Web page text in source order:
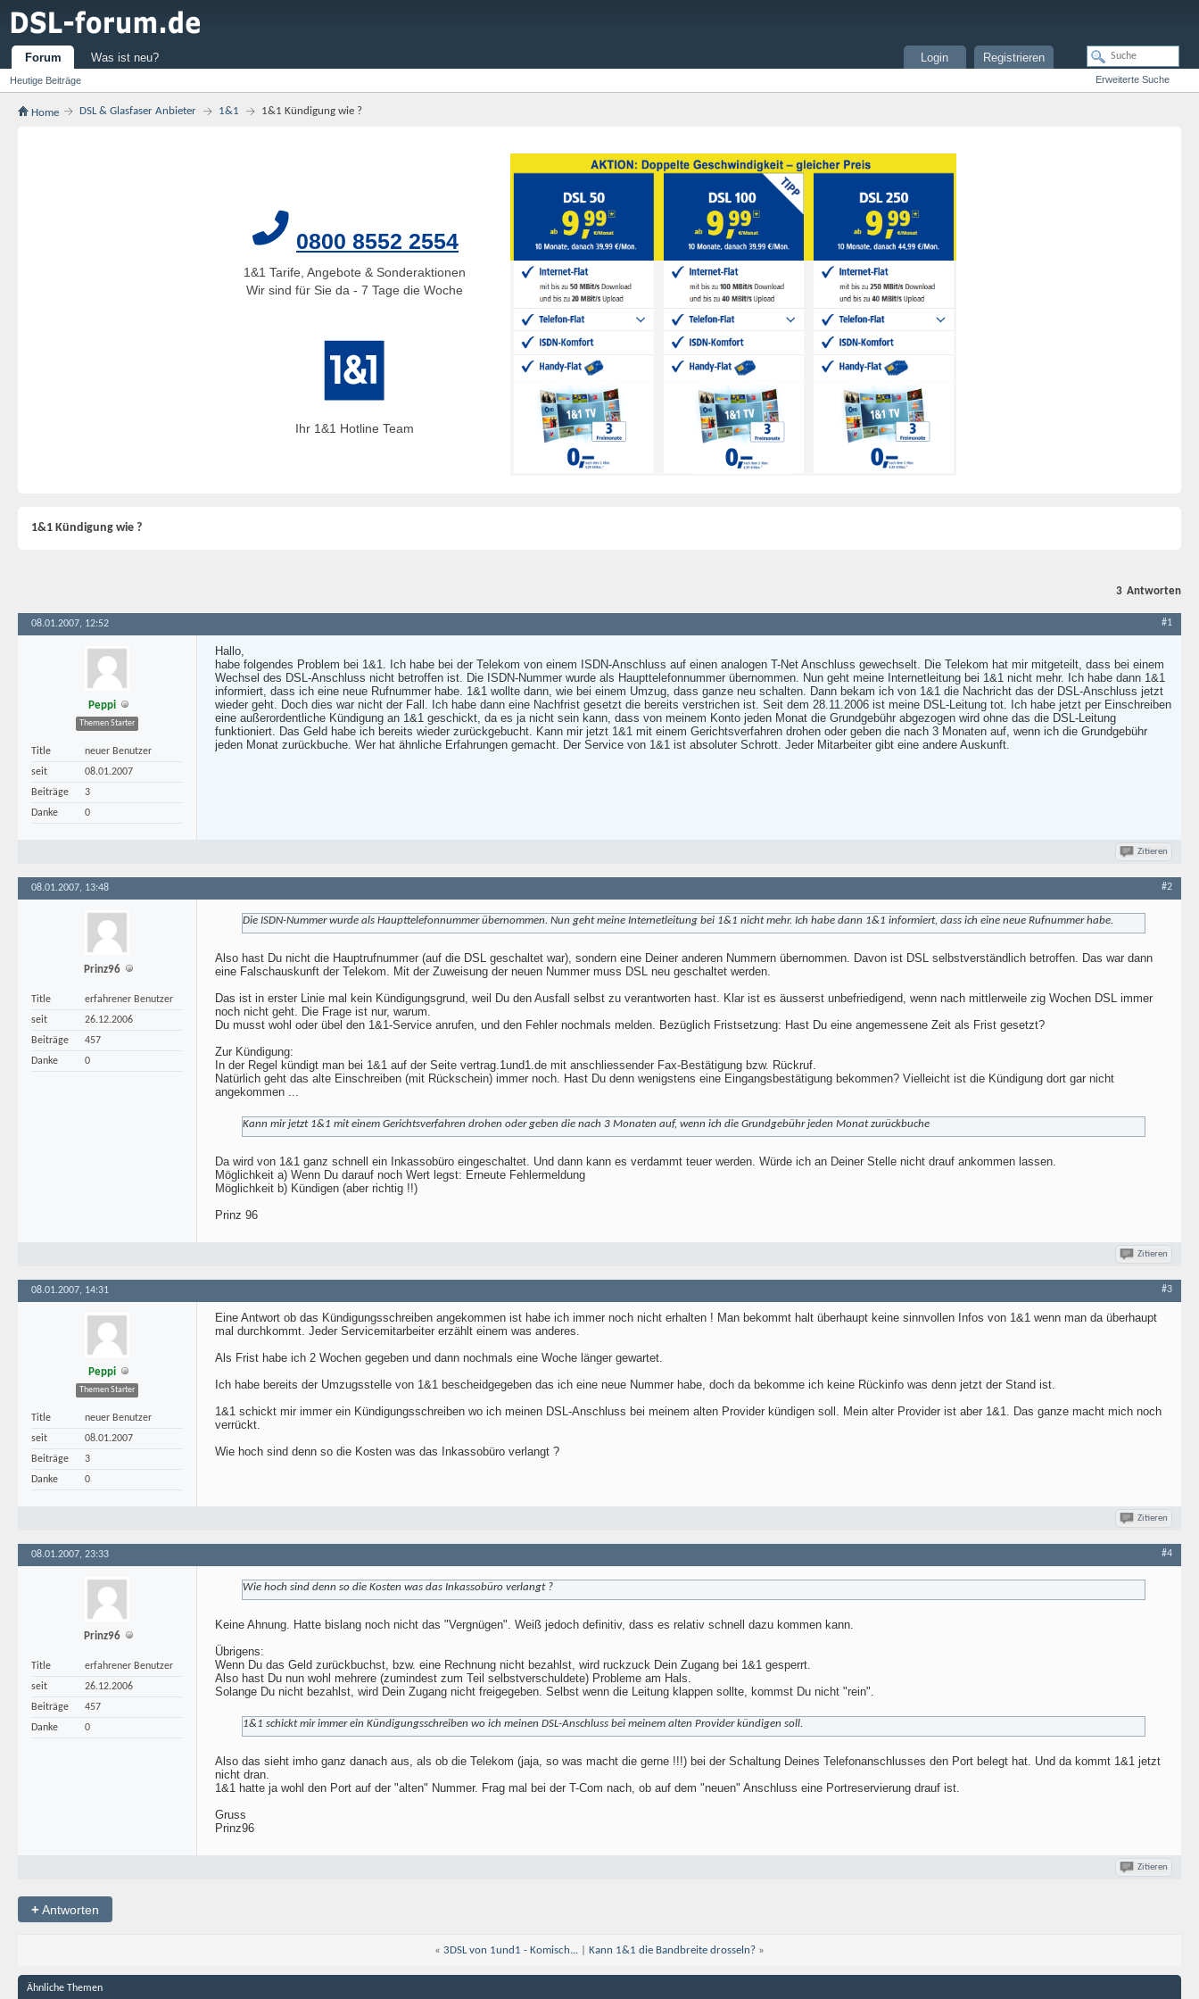
Forum
Heutige Beiträge
Was ist neu? Registrieren
Login
Erweiterte Suche
Home DSL & Glasfaser Anbieter 1&1 1&1 Kündigung wie ?
0800 8552 2554
1&1 Tarife, Angebote & Sonderaktionen
Wir sind für Sie da - 7 Tage die Woche
Ihr 1&1 Hotline Team
1&1 Kündigung wie ?
3 Antworten
08.01.2007, 12:52 #1
Peppi
Themen Starter
Title
neuer Benutzer
seit
08.01.2007
Beiträge
3
Danke
0
Hallo,
habe folgendes Problem bei 1&1. Ich habe bei der Telekom von einem ISDN-Anschluss auf einen analogen T-Net Anschluss gewechselt. Die Telekom hat mir mitgeteilt, dass bei einem
Wechsel des DSL-Anschluss nicht betroffen ist. Die ISDN-Nummer wurde als Haupttelefonnummer übernommen. Nun geht meine Internetleitung bei 1&1 nicht mehr. Ich habe dann 1&1
informiert, dass ich eine neue Rufnummer habe. 1&1 wollte dann, wie bei einem Umzug, dass ganze neu schalten. Dann bekam ich von 1&1 die Nachricht das der DSL-Anschluss jetzt
wieder geht. Doch dies war nicht der Fall. Ich habe dann eine Nachfrist gesetzt die bereits verstrichen ist. Seit dem 28.11.2006 ist meine DSL-Leitung tot. Ich habe jetzt per Einschreiben
eine außerordentliche Kündigung an 1&1 geschickt, da es ja nicht sein kann, dass von meinem Konto jeden Monat die Grundgebühr abgezogen wird ohne das die DSL-Leitung
funktioniert. Das Geld habe ich bereits wieder zurückgebucht. Kann mir jetzt 1&1 mit einem Gerichtsverfahren drohen oder geben die nach 3 Monaten auf, wenn ich die Grundgebühr
jeden Monat zurückbuche. Wer hat ähnliche Erfahrungen gemacht. Der Service von 1&1 ist absoluter Schrott. Jeder Mitarbeiter gibt eine andere Auskunft.
Zitieren
08.01.2007, 13:48 #2
Prinz96
Title
erfahrener Benutzer
seit
26.12.2006
Beiträge
457
Danke
0
Die ISDN-Nummer wurde als Haupttelefonnummer übernommen. Nun geht meine Internetleitung bei 1&1 nicht mehr. Ich habe dann 1&1 informiert, dass ich eine neue Rufnummer habe.
Also hast Du nicht die Hauptrufnummer (auf die DSL geschaltet war), sondern eine Deiner anderen Nummern übernommen. Davon ist DSL selbstverständlich betroffen. Das war dann
eine Falschauskunft der Telekom. Mit der Zuweisung der neuen Nummer muss DSL neu geschaltet werden.
Das ist in erster Linie mal kein Kündigungsgrund, weil Du den Ausfall selbst zu verantworten hast. Klar ist es äusserst unbefriedigend, wenn nach mittlerweile zig Wochen DSL immer
noch nicht geht. Die Frage ist nur, warum.
Du musst wohl oder übel den 1&1-Service anrufen, und den Fehler nochmals melden. Bezüglich Fristsetzung: Hast Du eine angemessene Zeit als Frist gesetzt?
Zur Kündigung:
In der Regel kündigt man bei 1&1 auf der Seite vertrag.1und1.de mit anschliessender Fax-Bestätigung bzw. Rückruf.
Natürlich geht das alte Einschreiben (mit Rückschein) immer noch. Hast Du denn wenigstens eine Eingangsbestätigung bekommen? Vielleicht ist die Kündigung dort gar nicht
angekommen ...
Kann mir jetzt 1&1 mit einem Gerichtsverfahren drohen oder geben die nach 3 Monaten auf, wenn ich die Grundgebühr jeden Monat zurückbuche
Da wird von 1&1 ganz schnell ein Inkassobüro eingeschaltet. Und dann kann es verdammt teuer werden. Würde ich an Deiner Stelle nicht drauf ankommen lassen.
Möglichkeit a) Wenn Du darauf noch Wert legst: Erneute Fehlermeldung
Möglichkeit b) Kündigen (aber richtig !!)
Prinz 96
Zitieren
08.01.2007, 14:31 #3
Peppi
Themen Starter
Title
neuer Benutzer
seit
08.01.2007
Beiträge
3
Danke
0
Eine Antwort ob das Kündigungsschreiben angekommen ist habe ich immer noch nicht erhalten ! Man bekommt halt überhaupt keine sinnvollen Infos von 1&1 wenn man da überhaupt
mal durchkommt. Jeder Servicemitarbeiter erzählt einem was anderes.
Als Frist habe ich 2 Wochen gegeben und dann nochmals eine Woche länger gewartet.
Ich habe bereits der Umzugsstelle von 1&1 bescheidgegeben das ich eine neue Nummer habe, doch da bekomme ich keine Rückinfo was denn jetzt der Stand ist.
1&1 schickt mir immer ein Kündigungsschreiben wo ich meinen DSL-Anschluss bei meinem alten Provider kündigen soll. Mein alter Provider ist aber 1&1. Das ganze macht mich noch
verrückt.
Wie hoch sind denn so die Kosten was das Inkassobüro verlangt ?
Zitieren
08.01.2007, 23:33 #4
Prinz96
Title
erfahrener Benutzer
seit
26.12.2006
Beiträge
457
Danke
0
Wie hoch sind denn so die Kosten was das Inkassobüro verlangt ?
Keine Ahnung. Hatte bislang noch nicht das "Vergnügen". Weiß jedoch definitiv, dass es relativ schnell dazu kommen kann.
Übrigens:
Wenn Du das Geld zurückbuchst, bzw. eine Rechnung nicht bezahlst, wird ruckzuck Dein Zugang bei 1&1 gesperrt.
Also hast Du nun wohl mehrere (zumindest zum Teil selbstverschuldete) Probleme am Hals.
Solange Du nicht bezahlst, wird Dein Zugang nicht freigegeben. Selbst wenn die Leitung klappen sollte, kommst Du nicht "rein".
1&1 schickt mir immer ein Kündigungsschreiben wo ich meinen DSL-Anschluss bei meinem alten Provider kündigen soll.
Also das sieht imho ganz danach aus, als ob die Telekom (jaja, so was macht die gerne !!!) bei der Schaltung Deines Telefonanschlusses den Port belegt hat. Und da kommt 1&1 jetzt
nicht dran.
1&1 hatte ja wohl den Port auf der "alten" Nummer. Frag mal bei der T-Com nach, ob auf dem "neuen" Anschluss eine Portreservierung drauf ist.
Gruss
Prinz96
Zitieren
+Antworten
« 3DSL von 1und1 - Komisch... Kann 1&1 die Bandbreite drosseln? »
Ähnliche Themen